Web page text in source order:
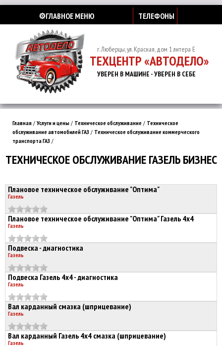
⚙️ГЛАВНОЕ МЕНЮ ТЕЛЕФОНЫ
г. Люберцы, ул. Красная, дом 1 литера Е
ТЕХЦЕНТР «АВТОДЕЛО»
УВЕРЕН В МАШИНЕ - УВЕРЕН В СЕБЕ
Главная / Услуги и цены / Техническое обслуживание / Техническое
обслуживание автомобилей ГАЗ / Техническое обслуживание коммерческого
транспорта ГАЗ /
ТЕХНИЧЕСКОЕ ОБСЛУЖИВАНИЕ ГАЗЕЛЬ БИЗНЕС
Плановое техническое обслуживание "Оптима"
Газель
Плановое техническое обслуживание "Оптима" Газель 4х4
Газель
Подвеска - диагностика
Газель
Подвеска Газель 4х4 - диагностика
Газель
Вал карданный смазка (шприцевание)
Газель
Вал карданный Газель 4х4 смазка (шприцевание)
Газель